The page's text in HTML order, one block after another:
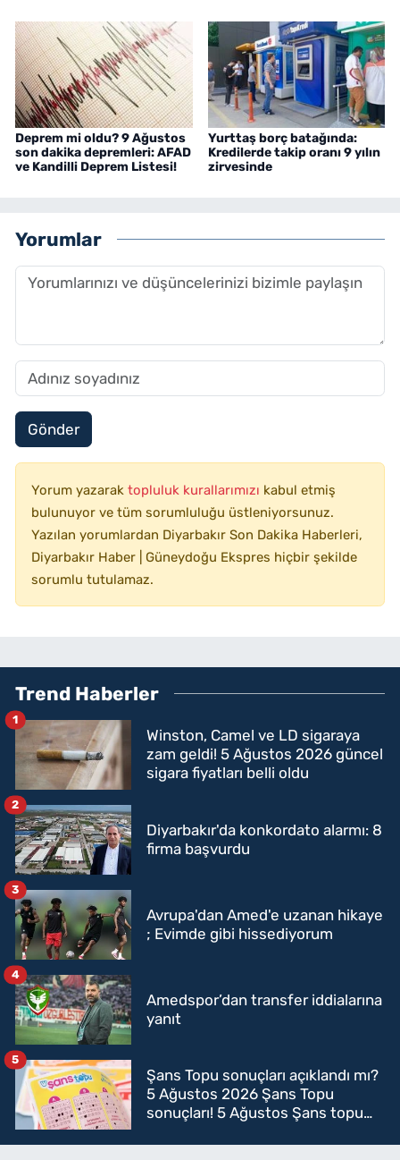
Deprem mi oldu? 9 Ağustos
son dakika depremleri: AFAD
ve Kandilli Deprem Listesi!
Yurttaş borç batağında:
Kredilerde takip oranı 9 yılın
zirvesinde
Yorumlar
Gönder
Yorum yazarak topluluk kurallarımızı kabul etmiş
bulunuyor ve tüm sorumluluğu üstleniyorsunuz.
Yazılan yorumlardan Diyarbakır Son Dakika Haberleri,
Diyarbakır Haber | Güneydoğu Ekspres hiçbir şekilde
sorumlu tutulamaz.
Trend Haberler
Winston, Camel ve LD sigaraya
zam geldi! 5 Ağustos 2026 güncel
sigara fiyatları belli oldu
1
Diyarbakır'da konkordato alarmı: 8
firma başvurdu
2
Avrupa'dan Amed'e uzanan hikaye
; Evimde gibi hissediyorum
3
Amedspor’dan transfer iddialarına
yanıt
4
Şans Topu sonuçları açıklandı mı?
5 Ağustos 2026 Şans Topu
sonuçları! 5 Ağustos Şans topu
5